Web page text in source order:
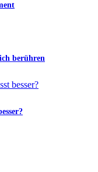
berühren